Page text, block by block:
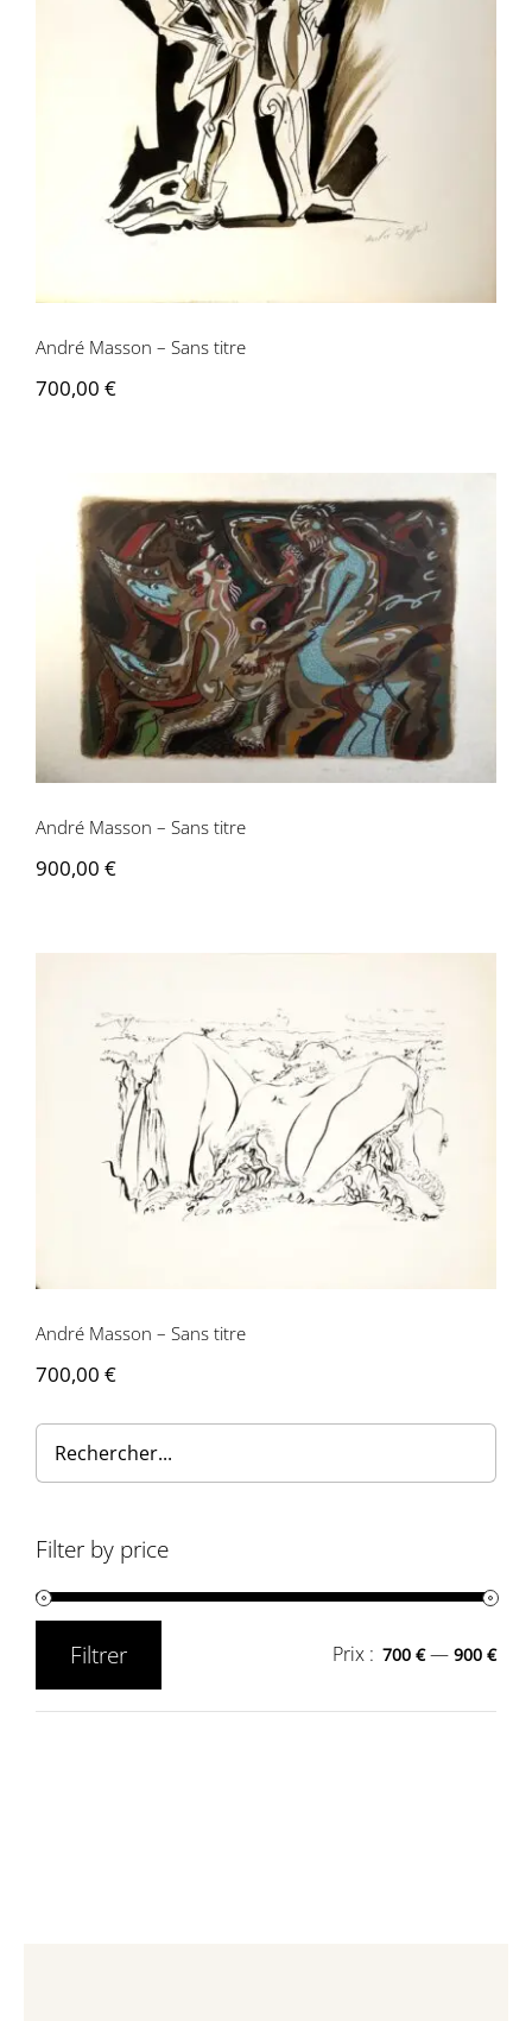
Contactez-nous
André Masson – Sans titre
700,00 €
André Masson – Sans titre
André Masson – Sans titre
900,00 €
André Masson – Sans titre
André Masson – Sans titre
700,00 €
Filter by price
Filtrer Prix : 700 €—900 €